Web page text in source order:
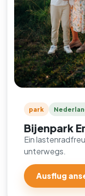
park
Bijenpark
Ein
unterwegs.
Ausflug